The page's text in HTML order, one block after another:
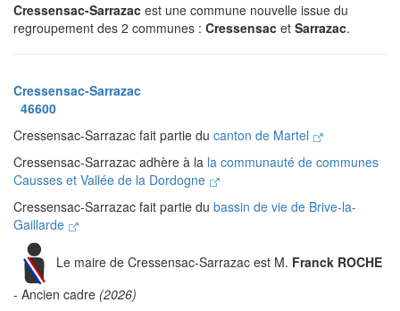
Cressensac-Sarrazac est une commune nouvelle issue du
regroupement des 2 communes : Cressensac et Sarrazac.
Cressensac-Sarrazac
46600
Cressensac-Sarrazac fait partie du canton de Martel
Cressensac-Sarrazac adhère à la la communauté de communes
Causses et Vallée de la Dordogne
Cressensac-Sarrazac fait partie du bassin de vie de Brive-la-
Gaillarde
Le maire de Cressensac-Sarrazac est M. Franck ROCHE
- Ancien cadre (2026)